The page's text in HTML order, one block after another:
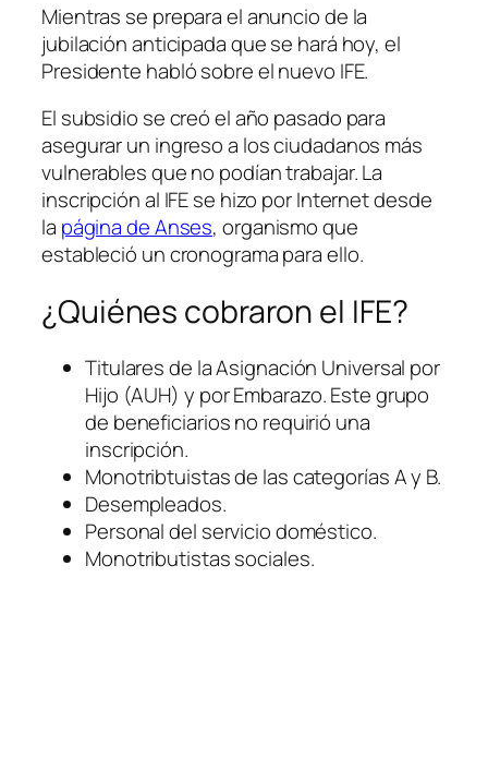
Mientras se prepara el anuncio de la
jubilación anticipada que se hará hoy, el
Presidente habló sobre el nuevo IFE.
El subsidio se creó el año pasado para
asegurar un ingreso a los ciudadanos más
vulnerables que no podían trabajar. La
inscripción al IFE se hizo por Internet desde
la página de Anses, organismo que
estableció un cronograma para ello.
¿Quiénes cobraron el IFE?
Titulares de la Asignación Universal por
Hijo (AUH) y por Embarazo. Este grupo
de beneficiarios no requirió una
inscripción.
Monotribtuistas de las categorías A y B.
Desempleados.
Personal del servicio doméstico.
Monotributistas sociales.